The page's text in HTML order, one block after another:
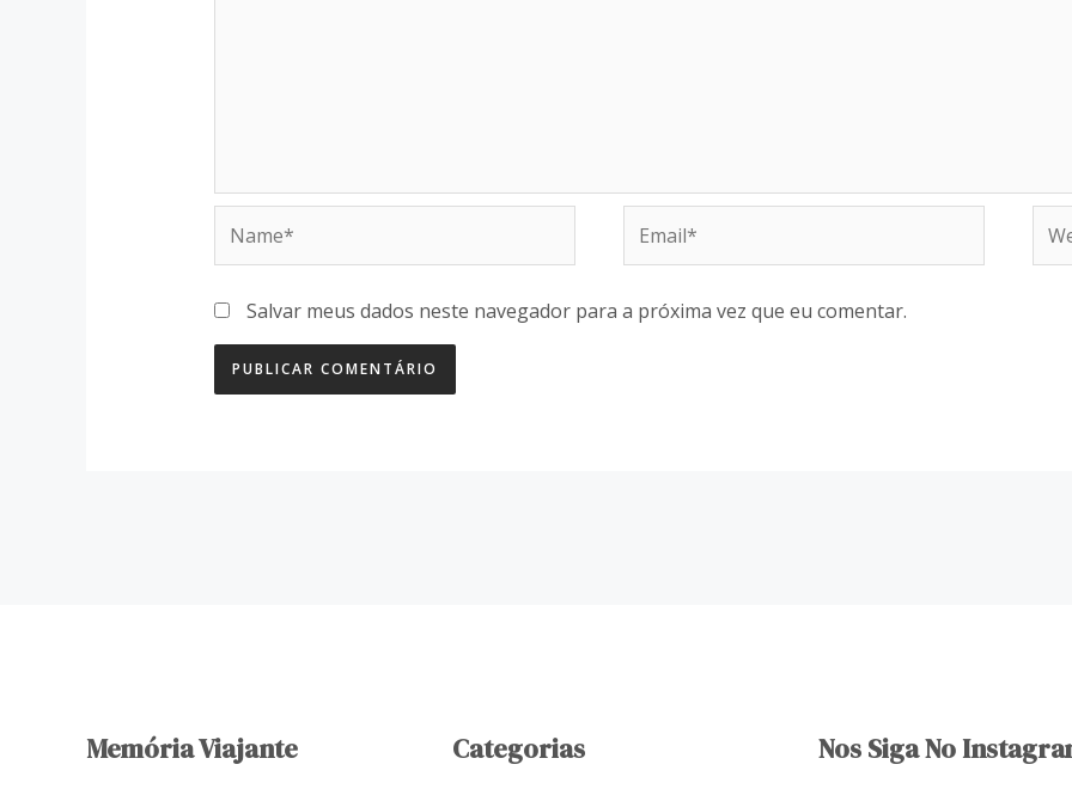
Salvar meus dados neste navegador para a próxima vez que eu comentar.
Memória Viajante Categorias Nos Siga No